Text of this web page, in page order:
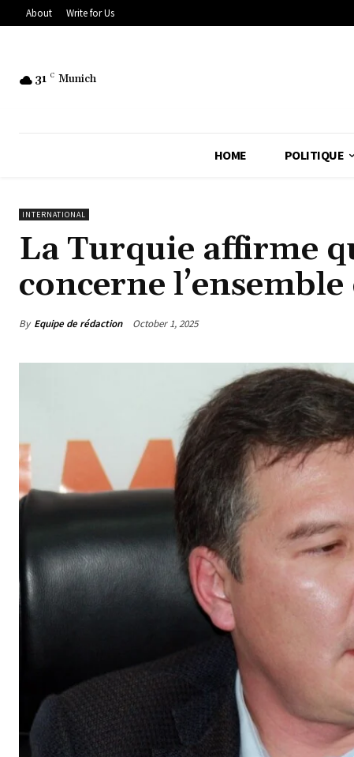
About Write for Us
31 C Munich
HOME POLITIQUE
INTERNATIONAL
La Turquie affirme
concerne
By Equipe de rédaction October 1, 2025